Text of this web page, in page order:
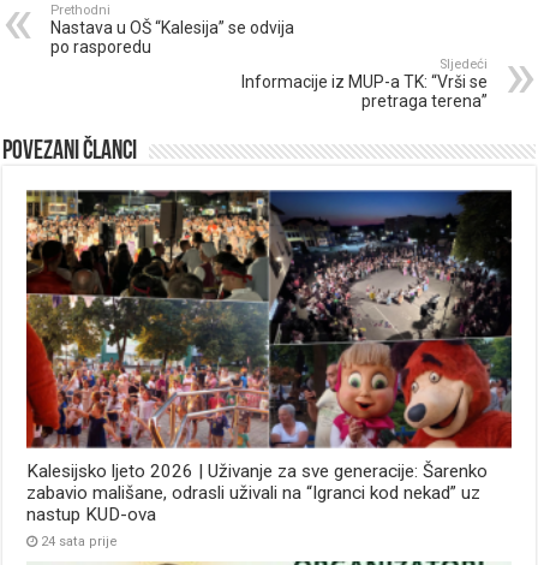
Prethodni
Nastava u OŠ “Kalesija” se odvija
po rasporedu
Sljedeći
Informacije iz MUP-a TK: “Vrši se
pretraga terena”
Povezani članci
Kalesijsko ljeto 2026 | Uživanje za sve generacije: Šarenko
zabavio mališane, odrasli uživali na “Igranci kod nekad” uz
nastup KUD-ova
24 sata prije